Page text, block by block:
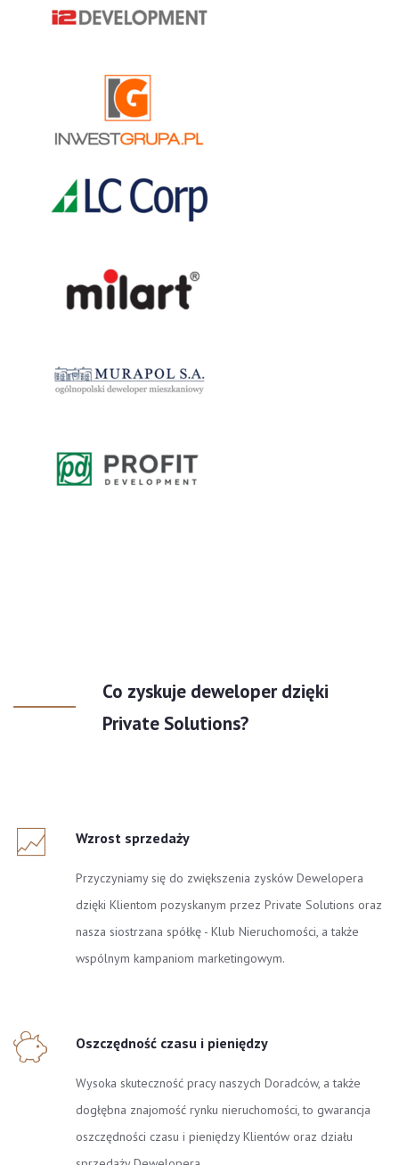
Co zyskuje deweloper dzięki
Private Solutions?
Wzrost sprzedaży
Przyczyniamy się do zwiększenia zysków Dewelopera
dzięki Klientom pozyskanym przez Private Solutions oraz
nasza siostrzana spółkę - Klub Nieruchomości, a także
wspólnym kampaniom marketingowym.
Oszczędność czasu i pieniędzy
Wysoka skuteczność pracy naszych Doradców, a także
dogłębna znajomość rynku nieruchomości, to gwarancja
oszczędności czasu i pieniędzy Klientów oraz działu